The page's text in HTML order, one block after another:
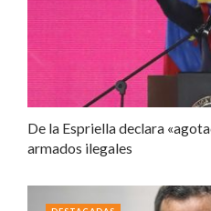
De la Espriella declara
armados ilegales